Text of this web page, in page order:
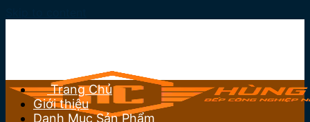
Trang Chủ
Giới thiệu
Danh Mục Sản Phẩm